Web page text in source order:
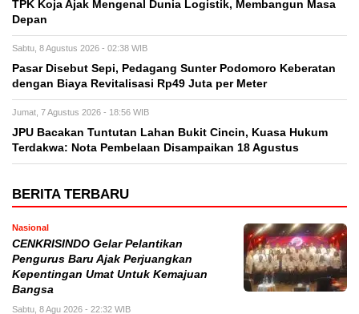
TPK Koja Ajak Mengenal Dunia Logistik, Membangun Masa
Depan
Sabtu, 8 Agustus 2026 - 02:38 WIB
Pasar Disebut Sepi, Pedagang Sunter Podomoro Keberatan
dengan Biaya Revitalisasi Rp49 Juta per Meter
Jumat, 7 Agustus 2026 - 18:56 WIB
JPU Bacakan Tuntutan Lahan Bukit Cincin, Kuasa Hukum
Terdakwa: Nota Pembelaan Disampaikan 18 Agustus
BERITA TERBARU
Nasional
CENKRISINDO Gelar Pelantikan
Pengurus Baru Ajak Perjuangkan
Kepentingan Umat Untuk Kemajuan
Bangsa
Sabtu, 8 Agu 2026 - 22:32 WIB